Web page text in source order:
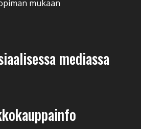
mukaan
mediassa